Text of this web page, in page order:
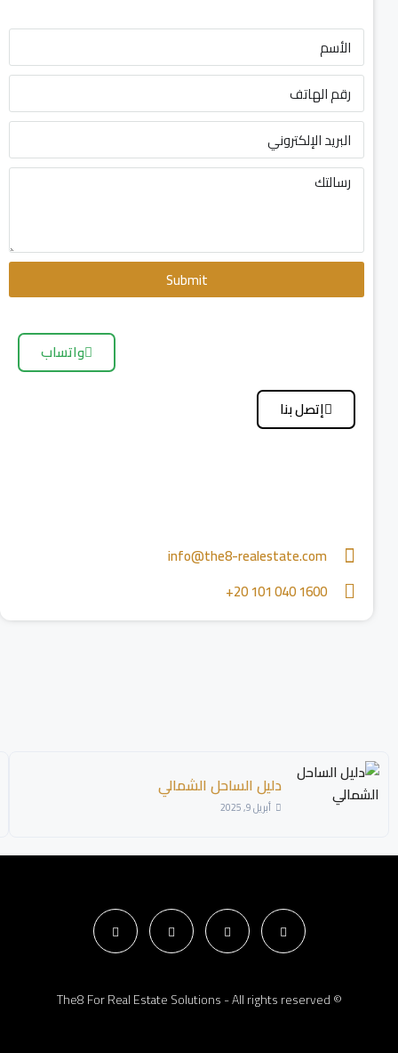
Submit
واتساب
إتصل بنا
info@the8-realestate.com
‪+20 101 040 1600‬
دليل الساحل الشمالي
أبريل 9, 2025
© The8 For Real Estate Solutions - All rights reserved